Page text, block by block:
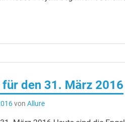
den 31. März 2016
von Allure